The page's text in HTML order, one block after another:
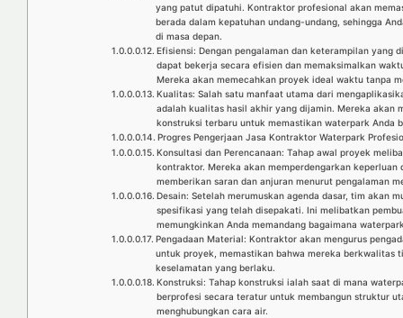
yang patut dipatuhi. Kontraktor profesional akan
berada dalam kepatuhan undang-undang, sehingga
di masa depan.
Efisiensi: Dengan pengalaman dan keterampilan
dapat bekerja secara efisien dan memaksimalkan
Mereka akan memecahkan proyek ideal waktu tanpa
Kualitas: Salah satu manfaat utama dari
adalah kualitas hasil akhir yang dijamin. Mereka akan
konstruksi terbaru untuk memastikan waterpark Anda
Progres Pengerjaan Jasa Kontraktor Waterpark
Konsultasi dan Perencanaan: Tahap awal proyek
kontraktor. Mereka akan memperdengarkan
memberikan saran dan anjuran menurut pengalaman
Desain: Setelah merumuskan agenda dasar, tim akan
spesifikasi yang telah disepakati. Ini melibatkan
memungkinkan Anda memandang bagaimana
Pengadaan Material: Kontraktor akan mengurus
untuk proyek, memastikan bahwa mereka berkwalitas
keselamatan yang berlaku.
Konstruksi: Tahap konstruksi ialah saat di mana
berprofesi secara teratur untuk membangun struktur
menghubungkan cara air.